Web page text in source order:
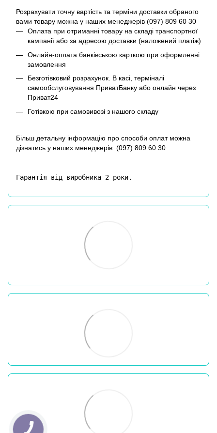
Розрахувати точну вартість та терміни доставки обраного
вами товару можна у наших менеджерів (097) 809 60 30
Оплата при отриманні товару на складі транспортної
кампанії або за адресою доставки (наложений платіж)
Онлайн-оплата банківською карткою при оформленні
замовлення
Безготівковий розрахунок. В касі, терміналі
самообслуговування ПриватБанку або онлайн через
Приват24
Готівкою при самовивозі з нашого складу
Більш детальну інформацію про способи оплат можна
дізнатись у наших менеджерів (097) 809 60 30
Гарантія від виробника 2 роки.